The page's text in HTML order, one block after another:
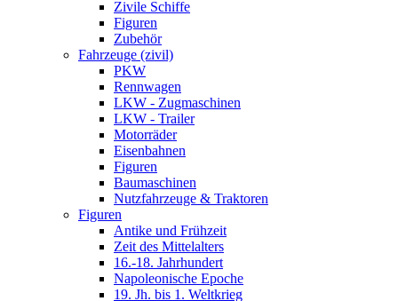
Zivile Schiffe
Figuren
Zubehör
Fahrzeuge (zivil)
PKW
Rennwagen
LKW - Zugmaschinen
LKW - Trailer
Motorräder
Eisenbahnen
Figuren
Baumaschinen
Nutzfahrzeuge & Traktoren
Figuren
Antike und Frühzeit
Zeit des Mittelalters
16.-18. Jahrhundert
Napoleonische Epoche
19. Jh. bis 1. Weltkrieg